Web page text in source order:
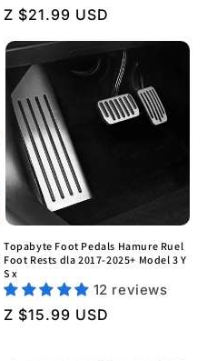
Regularna
cena
Z $21.99 USD
Topabyte Foot Pedals Hamure Ruel
Foot Rests dla 2017-2025+ Model 3 Y
S x
12 reviews
Regularna
Z $15.99 USD